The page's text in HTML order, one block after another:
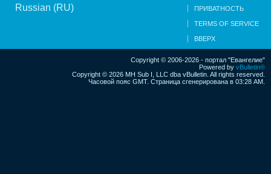
Russian (RU) ПРИВАТНОСТЬ
TERMS OF SERVICE
ВВЕРХ
Copyright © 2006-2026 - портал "Евангелие"
Powered by vBulletin®
Copyright © 2026 MH Sub I, LLC dba vBulletin. All rights reserved.
Часовой пояс GMT. Страница сгенерирована в 03:28 AM.